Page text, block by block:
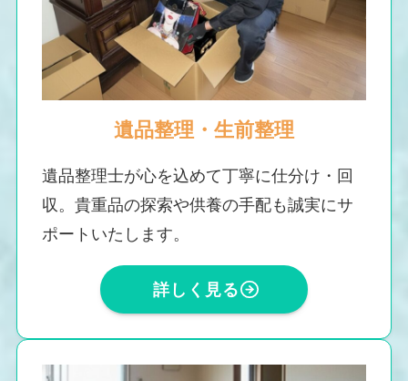
遺品整理・生前整理
遺品整理士が心を込めて丁寧に仕分け・回
収。貴重品の探索や供養の手配も誠実にサ
ポートいたします。
詳しく見る